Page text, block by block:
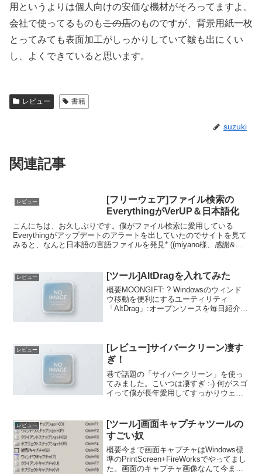
用というよりは個人向けの安価な機材がそろってますよ。
会社で使ってるものもこの店のものですが、背景用紙一枚
とってみても表面加工がしっかりしていて皺も出にくい
し、よくできていると思います。
レビュー 書籍
suzuki
関連記事
レビュー
[フリーウェア]ファイル検索の
EverythingがVerUP＆日本語化
こんにちは、お久しぶりです。僕がファイル検索に愛用している
Everythingがアップデートのアラートを出していたのでサイトを見て
みると、なんと日本語の言語ファイルを発見* ((miyano様、感謝&リ
レビュー [ツール]AltDragを入れてみた
概要MOONGIFT: ? Windowsのウィンド
ウ移動を便利にするユーティリティ
「AltDrag」:オープンソースを毎日紹介さ
レビュー
[レビュー]サイバークリーン凄す
ぎ！
巷で話題の「サイバークリーン」を使っ
てみました。こいつは凄すぎ :-) 何がスゴ
イって僕が長年愛用してすっかりウェザ
使用前の写真とっときゃよかった。愛用
の東芝製ＨＤＤレ...
レビュー
[ツール]画面キャプチャツールの
すごい奴
概要今まで画面キャプチャはWindows標
準のPrintScreen+FireWorksでやってまし
た。画面のキャプチャ画像なんて今まで